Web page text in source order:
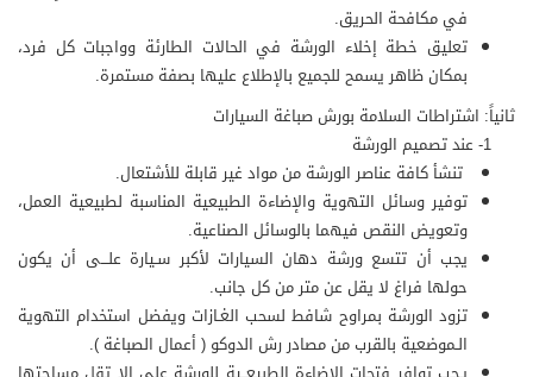
في مكافحة الحريق.
تعليق خطة إخلاء الورشة في الحالات الطارئة وواجبات كل فرد،
بمكان ظاهر يسمح للجميع بالإطلاع عليها بصفة مستمرة.
ثانياً: اشتراطات السلامة بورش صباغة السيارات
تنشأ كافة عناصر الورشة من مواد غير قابلة للأشتعال.
توفير وسائل التهوية والإضاءة الطبيعية المناسبة لطبيعية العمل،
وتعويض النقص فيهما بالوسائل الصناعية.
يجب أن تتسع ورشة دهان السيارات لأكبر سـيارة علـــى أن يكون
حولها فراغ لا يقل عن متر من كل جانب.
تزود الورشة بمراوح شافط لسحب الغـازات ويفضل استخدام التهوية
الـموضعية بالقرب من مصادر رش الدوكو ( أعمال الصباغة ).